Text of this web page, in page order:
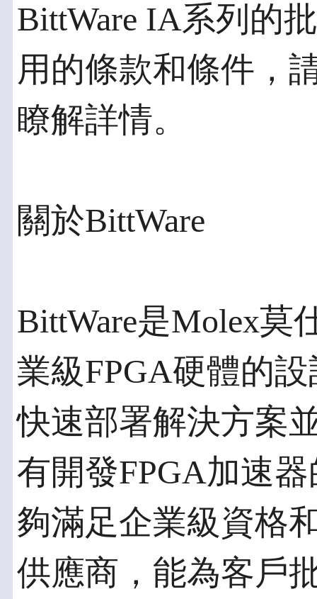
BittWare IA系列的
用的條款和條件，
瞭解詳情。
關於BittWare
BittWare是Molex莫
業級FPGA硬體的
快速部署解決方案
有開發FPGA加速
夠滿足企業級資格
供應商，能為客戶